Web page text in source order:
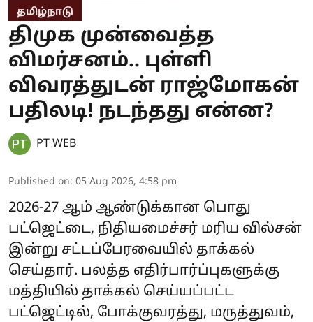
தமிழ்நாடு
திமுக முன்வைத்த
விமர்சனம்.. புள்ளி
விவரத்துடன் ராஜ்மோகன்
பதிலடி! நடந்தது என்ன?
PT WEB
Published on: 05 Aug 2026, 4:58 pm
2026-27 ஆம் ஆண்டுக்கான பொது
பட்ஜெட்டை, நிதியமைச்சர் மரிய வில்சன்
இன்று சட்டப்பேரவையில் தாக்கல்
செய்தார். பலத்த எதிர்பார்ப்புகளுக்கு
மத்தியில் தாக்கல் செய்யப்பட்ட
பட்ஜெட்டில், போக்குவரத்து, மருத்துவம்,